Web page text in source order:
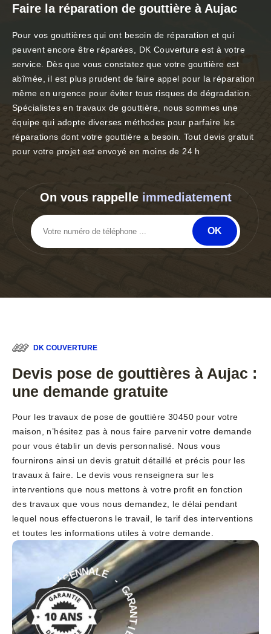
Faire la réparation de gouttière à Aujac
Pour vos gouttières qui ont besoin de réparation et qui
peuvent encore être réparées, DK Couverture est à votre
service. Dès que vous constatez que votre gouttière est
abîmée, il est plus prudent de faire appel pour la réparation
même en urgence pour éviter tous risques de dégradation.
Spécialistes en travaux de gouttière, nous sommes une
équipe qui adopte diverses méthodes pour parfaire les
réparations dont votre gouttière a besoin. Tout devis gratuit
pour votre projet est envoyé en moins de 24 h
On vous rappelle immediatement
DK COUVERTURE
Devis pose de gouttières à Aujac :
une demande gratuite
Pour les travaux de pose de gouttière 30450 pour votre
maison, n’hésitez pas à nous faire parvenir votre demande
pour vous établir un devis personnalisé. Nous vous
fournirons ainsi un devis gratuit détaillé et précis pour les
travaux à faire. Le devis vous renseignera sur les
interventions que nous mettons à votre profit en fonction
des travaux que vous nous demandez, le délai pendant
lequel nous effectuerons le travail, le tarif des interventions
et toutes les informations utiles à votre demande.
I
E
D
É
C
E
N
NALE - GAR
A
N
T
I
E
D
É